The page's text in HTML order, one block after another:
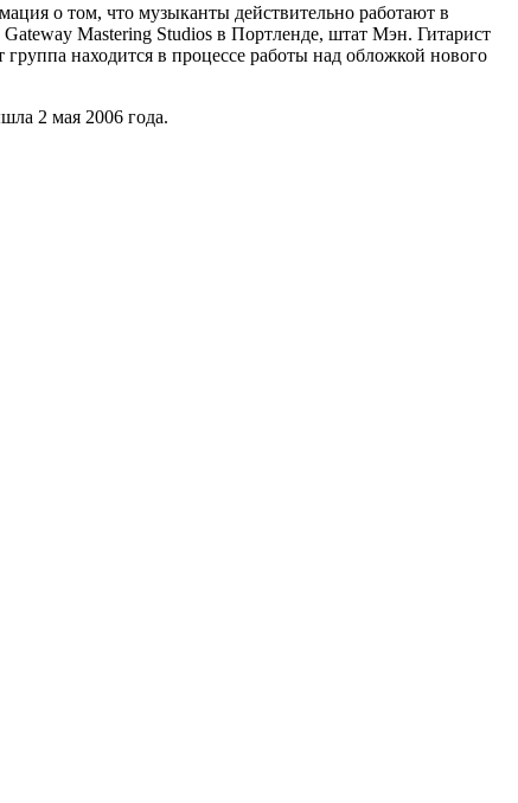
о том, что музыканты действительно работают в
Mastering Studios в Портленде, штат Мэн. Гитарист
находится в процессе работы над обложкой нового
2 мая 2006 года.